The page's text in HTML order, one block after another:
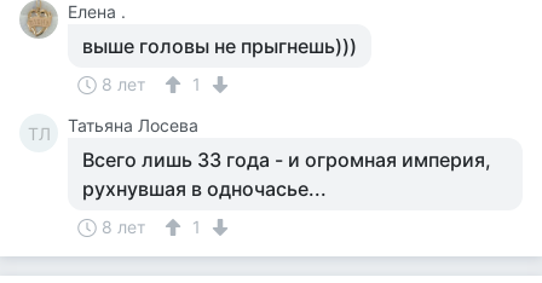
Елена .
выше головы не прыгнешь)))
8 лет 1
ТЛ Татьяна Лосева
Всего лишь 33 года - и огромная империя,
рухнувшая в одночасье...
8 лет 1